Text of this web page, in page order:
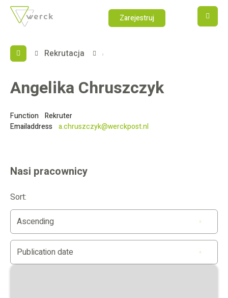
Zarejestruj
Rekrutacja
Angelika Chruszczyk
Function Rekruter
Emailaddress a.chruszczyk@werckpost.nl
Nasi pracownicy
Sort:
Ascending
Publication date